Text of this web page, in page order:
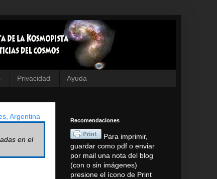
Privacidad Ayuda
Argentina
en el
Recomendaciones
Para imprimir,
guardar como pdf o enviar
por mail una nota del blog
(con o sin imágenes)
presione el ícono de Print